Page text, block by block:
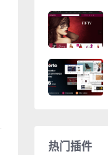
热门插件